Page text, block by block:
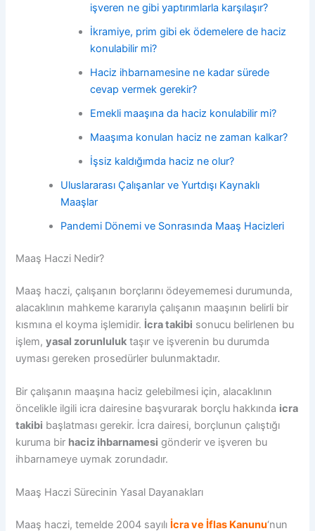
işveren ne gibi yaptırımlarla karşılaşır?
İkramiye, prim gibi ek ödemelere de haciz
konulabilir mi?
Haciz ihbarnamesine ne kadar sürede
cevap vermek gerekir?
Emekli maaşına da haciz konulabilir mi?
Maaşıma konulan haciz ne zaman kalkar?
İşsiz kaldığımda haciz ne olur?
Uluslararası Çalışanlar ve Yurtdışı Kaynaklı
Maaşlar
Pandemi Dönemi ve Sonrasında Maaş Hacizleri
Maaş Haczi Nedir?
Maaş haczi, çalışanın borçlarını ödeyememesi durumunda,
alacaklının mahkeme kararıyla çalışanın maaşının belirli bir
kısmına el koyma işlemidir. İcra takibi sonucu belirlenen bu
işlem,yasal zorunluluk taşır ve işverenin bu durumda
uyması gereken prosedürler bulunmaktadır.
Bir çalışanın maaşına haciz gelebilmesi için, alacaklının
öncelikle ilgili icra dairesine başvurarak borçlu hakkında icra
takibi başlatması gerekir. İcra dairesi, borçlunun çalıştığı
kuruma bir haciz ihbarnamesi gönderir ve işveren bu
ihbarnameye uymak zorundadır.
Maaş Haczi Sürecinin Yasal Dayanakları
Maaş haczi, temelde 2004 sayılı İcra ve İflas Kanunu‘nun